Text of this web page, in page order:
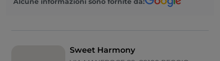
Sweet Harmony